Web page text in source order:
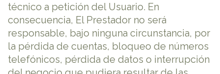
técnico a petición del Usuario. En
consecuencia, El Prestador no será
responsable, bajo ninguna circunstancia, por
la pérdida de cuentas, bloqueo de números
telefónicos, pérdida de datos o interrupción